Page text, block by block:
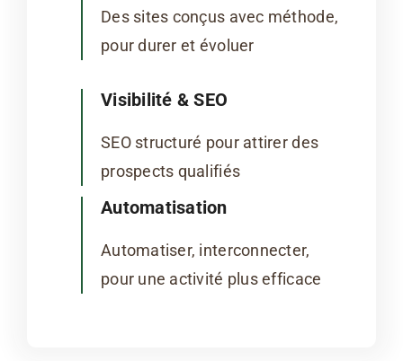
Des sites conçus avec méthode,
pour durer et évoluer
Visibilité & SEO
SEO structuré pour attirer des
prospects qualifiés
Automatisation
Automatiser, interconnecter,
pour une activité plus efficace